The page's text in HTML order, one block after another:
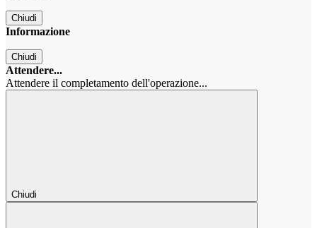
Chiudi
Informazione
Chiudi
Attendere...
Attendere il completamento dell'operazione...
Chiudi